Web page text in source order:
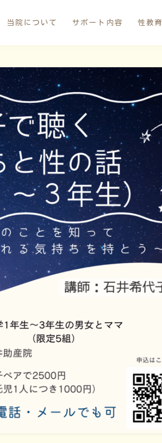
当院について サポート内容
母乳サポート
イトオテルミー療法
産褥入院サポート
お母さんたちの応援団
性教育